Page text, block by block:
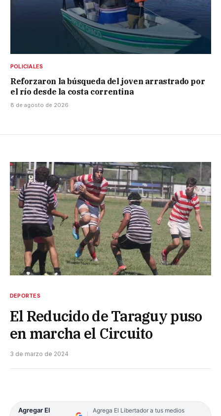
POLICIALES
Reforzaron la búsqueda del joven arrastrado por
el río desde la costa correntina
8 de agosto de 2026
DEPORTES
El Reducido de Taraguy puso
en marcha el Circuito
3 de marzo de 2024
Agregar El
Agrega El Libertador a tus medios